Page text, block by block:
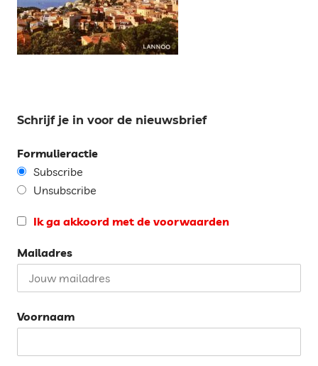
Schrijf je in voor de nieuwsbrief
Formulieractie
Subscribe
Unsubscribe
Ik ga akkoord met de voorwaarden
Mailadres
Voornaam